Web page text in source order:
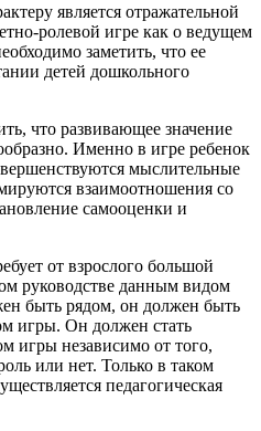
является отражательной
ролевой игре как о ведущем
заметить, что ее
детей дошкольного
что развивающее значение
Именно в игре ребенок
мыслительные
взаимоотношения со
самооценки и
от взрослого большой
руководстве данным видом
быть рядом, он должен быть
игры. Он должен стать
игры независимо от того,
или нет. Только в таком
педагогическая